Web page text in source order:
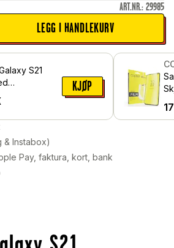
ART.NR.: 29985
LEGG I HANDLEKURV
S21
Svart
KJØP
& Instabox)
Pay, faktura, kort, bank